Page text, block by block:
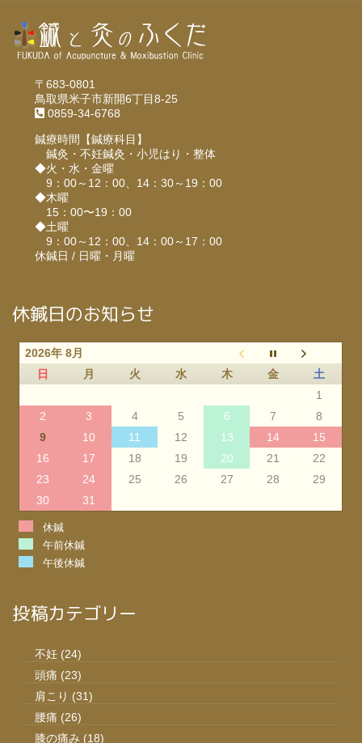
〒683-0801
鳥取県米子市新開6丁目8-25
0859-34-6768
鍼療時間【鍼療科目】
鍼灸・不妊鍼灸・小児はり・整体
◆火・水・金曜
9：00～12：00、14：30～19：00
◆木曜
15：00〜19：00
◆土曜
9：00～12：00、14：00～17：00
休鍼日 / 日曜・月曜
休鍼日のお知らせ
2026年 8月
日
月 火 水 木 金
土
1
2
3 4 5 6 7
8
9
10 11 12 13 14
15
16
17 18 19 20 21
22
23
24 25 26 27 28
29
30
31
休鍼
午前休鍼
午後休鍼
投稿カテゴリー
不妊 (24)
頭痛 (23)
肩こり (31)
腰痛 (26)
膝の痛み (18)